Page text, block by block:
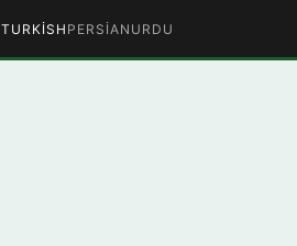
TURKISH PERSIAN URDU